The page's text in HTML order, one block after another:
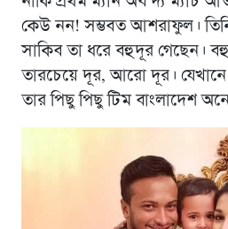
কেউ নন! সম্ভবত আশরাফুল।
সাকিব তা ধরে বহুদূর গেছেন।
তারচেয়ে দূর, আরো দূর।
তার পিছু পিছু টিম বাংলাদেশ